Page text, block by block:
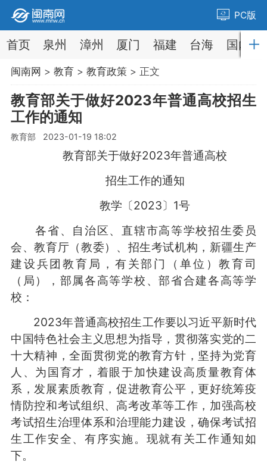
PC版
首页 泉州 漳州 厦门 福建 台海 国内
闽南网 > 教育> 教育政策 > 正文
教育部关于做好2023年普通高校招生
工作的通知
教育部 2023-01-19 18:02
教育部关于做好2023年普通高校
招生工作的通知
教学〔2023〕1号
各省、自治区、直辖市高等学校招生委员
会、教育厅（教委）、招生考试机构，新疆生产
建设兵团教育局，有关部门（单位）教育司
（局），部属各高等学校、部省合建各高等学
校：
2023年普通高校招生工作要以习近平新时代
中国特色社会主义思想为指导，贯彻落实党的二
十大精神，全面贯彻党的教育方针，坚持为党育
人、为国育才，着眼于加快建设高质量教育体
系，发展素质教育，促进教育公平，更好统筹疫
情防控和考试组织、高考改革等工作，加强高校
考试招生治理体系和治理能力建设，确保考试招
生工作安全、有序实施。现就有关工作通知如
下。